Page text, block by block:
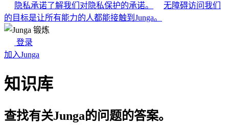
隐私承诺了解我们对隐私保护的承诺。 无障碍访问我们
的目标是让所有能力的人都能接触到Junga。
登录
加入Junga
知识库
查找有关Junga的问题的答案。